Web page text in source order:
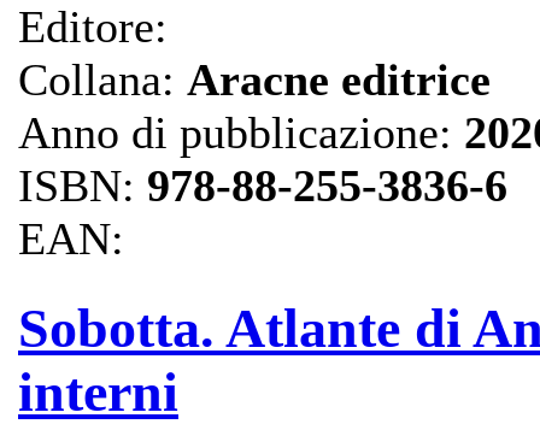
Editore:
Collana: Aracne editrice
Anno di pubblicazione:
ISBN: 978-88-255-3836-6
EAN:
Sobotta. Atlante di
interni